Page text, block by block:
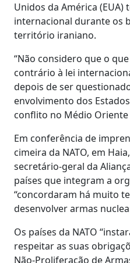
Unidos da América (EUA)
internacional durante os
território iraniano.
“Não considero que o
contrário à lei
depois de ser
envolvimento dos
conflito no Médio
Em conferência de
cimeira da NATO, em
secretário-geral da
países que integram a
“concordaram há muito
desenvolver armas
Os países da NATO
respeitar as suas
Não-Proliferação de